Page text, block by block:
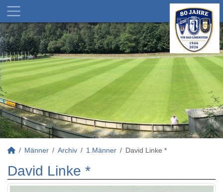
Männer Archiv 1.Männer David Linke *
David Linke *